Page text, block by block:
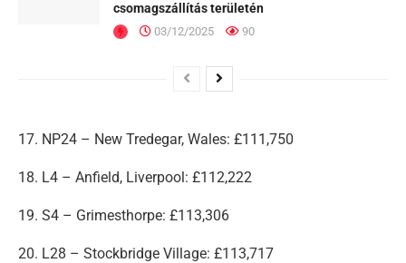
csomagszállítás területén
03/12/2025 90
17. NP24 – New Tredegar, Wales: £111,750
18. L4 – Anfield, Liverpool: £112,222
19. S4 – Grimesthorpe: £113,306
20. L28 – Stockbridge Village: £113,717